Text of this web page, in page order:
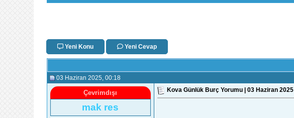
Yeni Konu Yeni Cevap
03 Haziran 2025 , 00:18
Çevrimdışı
mak res
Kova Günlük Burç Yorumu | 03 Haziran 2025